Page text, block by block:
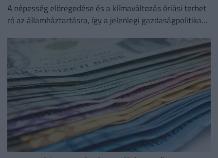
A népesség elöregedése és a klímaváltozás óriási terhet
ró az államháztartásra, így a jelenlegi gazdaságpolitika